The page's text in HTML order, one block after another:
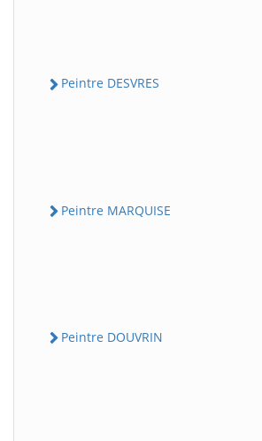
Peintre DESVRES
Peintre MARQUISE
Peintre DOUVRIN